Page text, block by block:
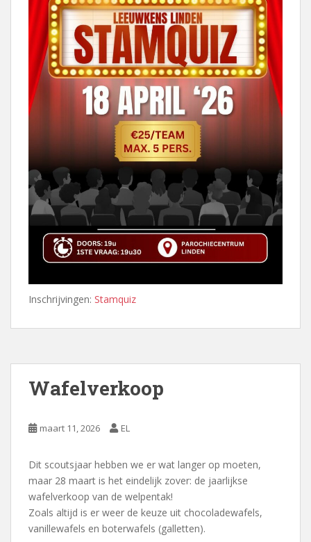
Inschrijvingen: Stamquiz
Wafelverkoop
maart 11, 2026 EL
Dit scoutsjaar hebben we er wat langer op moeten,
maar 28 maart is het eindelijk zover: de jaarlijkse
wafelverkoop van de welpentak!
Zoals altijd is er weer de keuze uit chocoladewafels,
vanillewafels en boterwafels (galletten).